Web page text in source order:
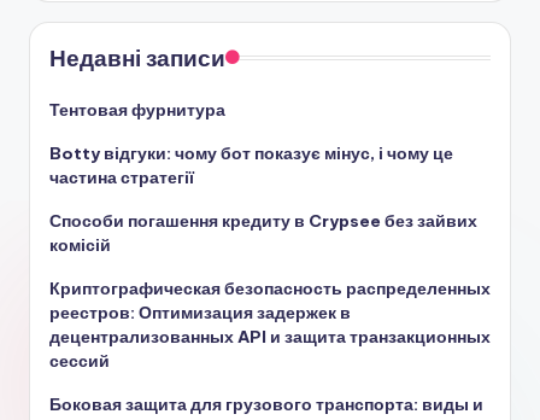
Недавні записи
Тентовая фурнитура
Botty відгуки: чому бот показує мінус, і чому це
частина стратегії
Способи погашення кредиту в Crypsee без зайвих
комісій
Криптографическая безопасность распределенных
реестров: Оптимизация задержек в
децентрализованных API и защита транзакционных
сессий
Боковая защита для грузового транспорта: виды и